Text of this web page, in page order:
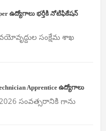
ఉద్యోగాలు భర్తీకి నోటిఫికేషన్
సంక్షేమ శాఖ
Apprentice ఉద్యోగాలు
2026 సంవత్సరానికి గాను